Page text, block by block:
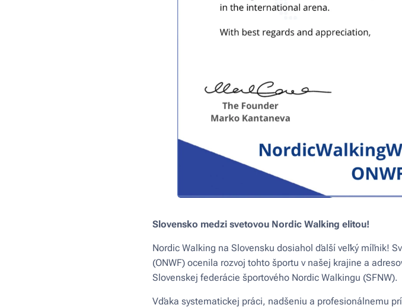
Slovensko medzi svetovou Nordic Walking elitou!
Nordic Walking na Slovensku dosiahol ďalší veľký míľnik!
(ONWF) ocenila rozvoj tohto športu v našej krajine a
Slovenskej federácie športového Nordic Walkingu (SFNW).
Vďaka systematickej práci, nadšeniu a profesionálnemu